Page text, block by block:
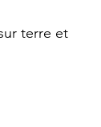
terre et